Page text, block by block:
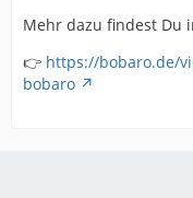
Mehr dazu findest Du
👉 https://bobaro.de/
bobaro